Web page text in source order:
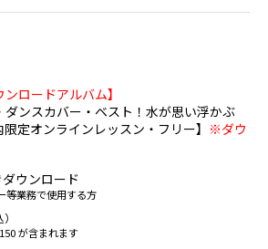
ロードアルバム】
ダンスカバー・ベスト！水が思い浮かぶ
限定オンラインレッスン・フリー】 ※ダウ
ウンロード
等業務で使用する方
が含まれます